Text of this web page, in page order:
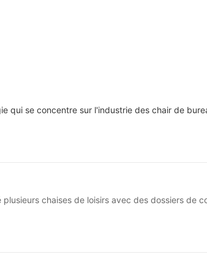
qui se concentre sur l'industrie des chair de
chaises de loisirs avec des dossiers de